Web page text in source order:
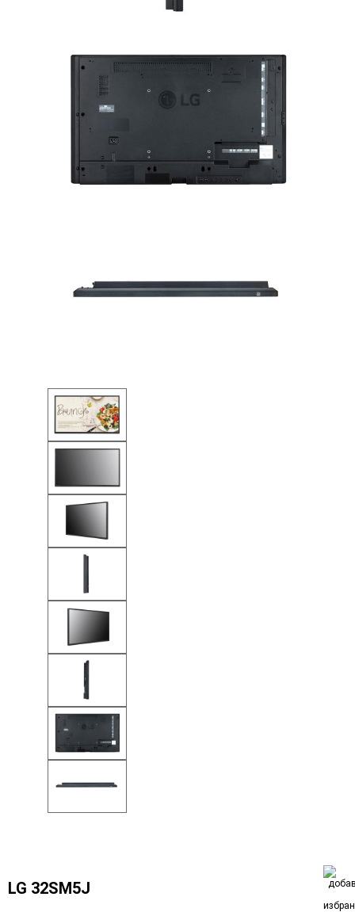
LG 32SM5J